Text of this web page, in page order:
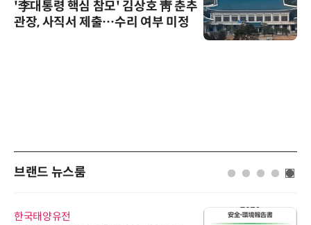
'李대통령 핵심 참모' 김상호 靑 춘추
관장, 사직서 제출…수리 여부 미정
브랜드 뉴스룸
한국태양유전